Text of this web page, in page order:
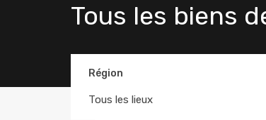
Tous les biens
Région
Tous les lieux